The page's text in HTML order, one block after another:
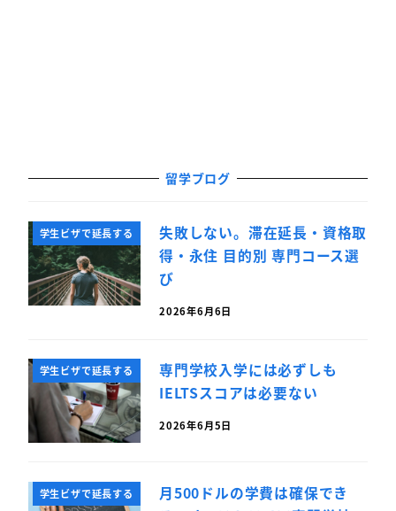
留学ブログ
学生ビザで延長する
失敗しない。滞在延長・資格取
得・永住 目的別 専門コース選
び
2026年6月6日
学生ビザで延長する
専門学校入学には必ずしも
IELTSスコアは必要ない
2026年6月5日
学生ビザで延長する
月500ドルの学費は確保でき